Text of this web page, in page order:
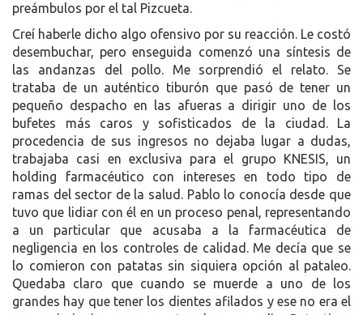
preámbulos por el tal Pizcueta.
Creí haberle dicho algo ofensivo por su reacción. Le costó
desembuchar, pero enseguida comenzó una síntesis de
las andanzas del pollo. Me sorprendió el relato. Se
trataba de un auténtico tiburón que pasó de tener un
pequeño despacho en las afueras a dirigir uno de los
bufetes más caros y sofisticados de la ciudad. La
procedencia de sus ingresos no dejaba lugar a dudas,
trabajaba casi en exclusiva para el grupo KNESIS, un
holding farmacéutico con intereses en todo tipo de
ramas del sector de la salud. Pablo lo conocía desde que
tuvo que lidiar con él en un proceso penal, representando
a un particular que acusaba a la farmacéutica de
negligencia en los controles de calidad. Me decía que se
lo comieron con patatas sin siquiera opción al pataleo.
Quedaba claro que cuando se muerde a uno de los
grandes hay que tener los dientes afilados y ese no era el